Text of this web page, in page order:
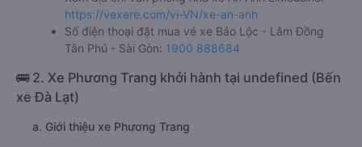
https://vexere.com/vi-VN/xe-an-anh
Số điện thoại đặt mua vé xe Bảo Lộc - Lâm Đồng
Tân Phú - Sài Gòn: 1900 888684
🚌 2. Xe Phương Trang khởi hành tại undefined (Bến
xe Đà Lạt)
a. Giới thiệu xe Phương Trang